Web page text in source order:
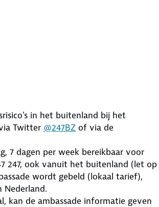
in het buitenland bij het
Twitter @247BZ of via de
7 dagen per week bereikbaar voor
247, ook vanuit het buitenland (let op
wordt gebeld (lokaal tarief),
kan de ambassade informatie geven